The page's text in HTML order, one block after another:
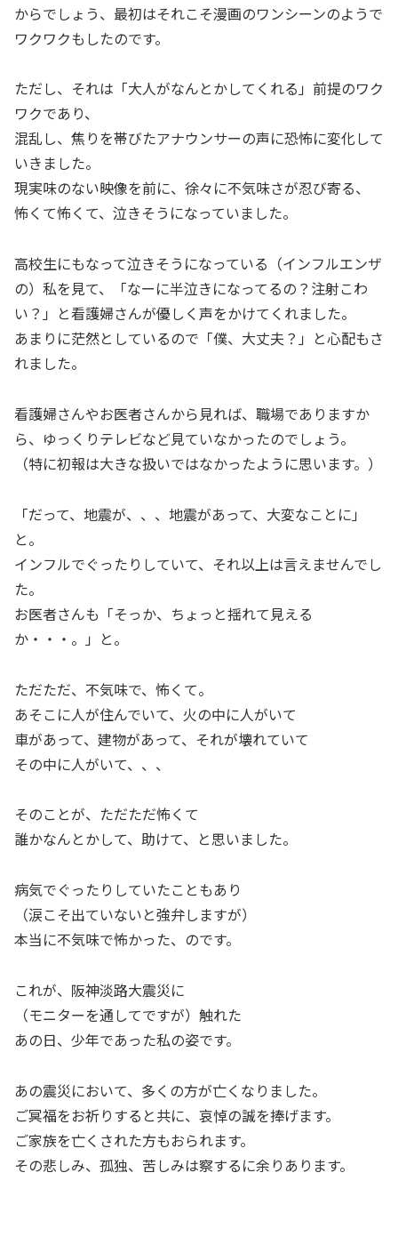
からでしょう、最初はそれこそ漫画のワンシーンのようで
ワクワクもしたのです。
ただし、それは「大人がなんとかしてくれる」前提のワク
ワクであり、
混乱し、焦りを帯びたアナウンサーの声に恐怖に変化して
いきました。
現実味のない映像を前に、徐々に不気味さが忍び寄る、
怖くて怖くて、泣きそうになっていました。
高校生にもなって泣きそうになっている（インフルエンザ
の）私を見て、「なーに半泣きになってるの？注射こわ
い？」と看護婦さんが優しく声をかけてくれました。
あまりに茫然としているので「僕、大丈夫？」と心配もさ
れました。
看護婦さんやお医者さんから見れば、職場でありますか
ら、ゆっくりテレビなど見ていなかったのでしょう。
（特に初報は大きな扱いではなかったように思います。）
「だって、地震が、、、地震があって、大変なことに」
と。
インフルでぐったりしていて、それ以上は言えませんでし
た。
お医者さんも「そっか、ちょっと揺れて見える
か・・・。」と。
ただただ、不気味で、怖くて。
あそこに人が住んでいて、火の中に人がいて
車があって、建物があって、それが壊れていて
その中に人がいて、、、
そのことが、ただただ怖くて
誰かなんとかして、助けて、と思いました。
病気でぐったりしていたこともあり
（涙こそ出ていないと強弁しますが）
本当に不気味で怖かった、のです。
これが、阪神淡路大震災に
（モニターを通してですが）触れた
あの日、少年であった私の姿です。
あの震災において、多くの方が亡くなりました。
ご冥福をお祈りすると共に、哀悼の誠を捧げます。
ご家族を亡くされた方もおられます。
その悲しみ、孤独、苦しみは察するに余りあります。